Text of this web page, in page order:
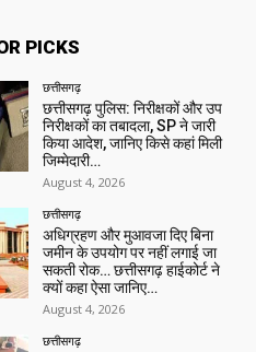
PICKS
छत्तीसगढ़
छत्तीसगढ़ पुलिस: निरीक्षकों और उप
निरीक्षकों का तबादला, SP ने जारी
किया आदेश, जानिए किसे कहां मिली
जिम्मेदारी…
August 4, 2026
छत्तीसगढ़
अधिग्रहण और मुआवजा दिए बिना
जमीन के उपयोग पर नहीं लगाई जा
सकती रोक… छत्तीसगढ़ हाईकोर्ट ने
क्यों कहा ऐसा जानिए…
August 4, 2026
छत्तीसगढ़